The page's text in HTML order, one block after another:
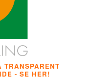
TRANSPARENT
- SE HER!